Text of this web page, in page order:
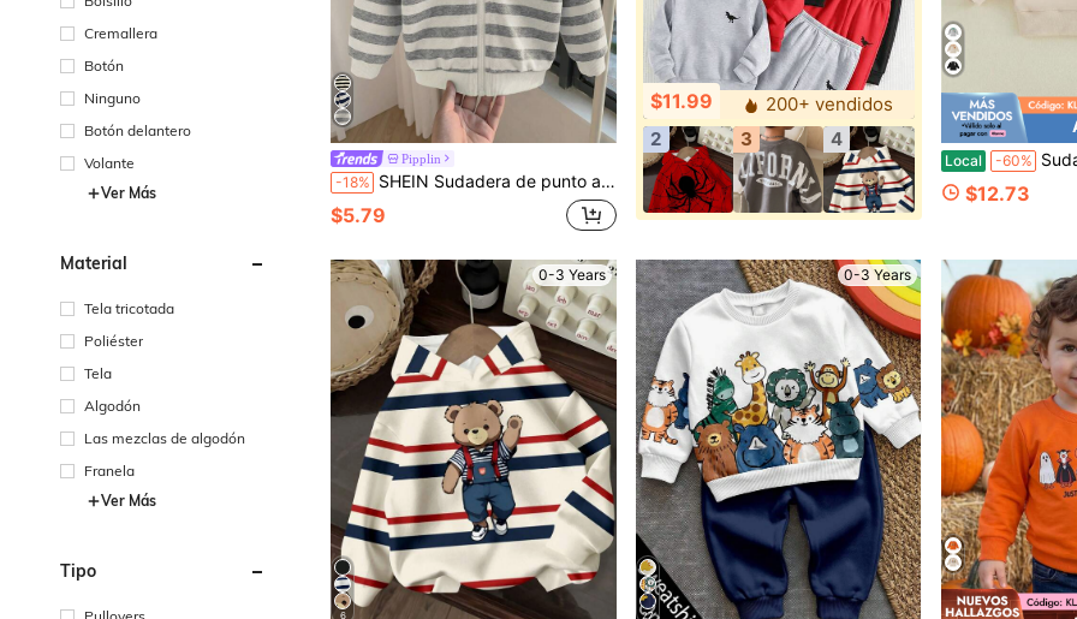
Cremallera
Botón
Ninguno
Botón delantero
Volante
Ver Más
Material
Tela tricotada
Poliéster
Tela
Algodón
Las mezclas de algodón
Franela
Ver Más
Tipo
Pipplin
-18% SHEIN Sudadera de punto a rayas negras y blancas con cremallera, linda y versátil para bebé niño/niña, adecuada para otoño/invierno, salidas, escuela, jardín de infancia
$5.79
$11.99
200+ vendidos
2
3 4
Local -60% Sudadera de Halloween
$12.73
0-3 Years
6
0-3 Years
27